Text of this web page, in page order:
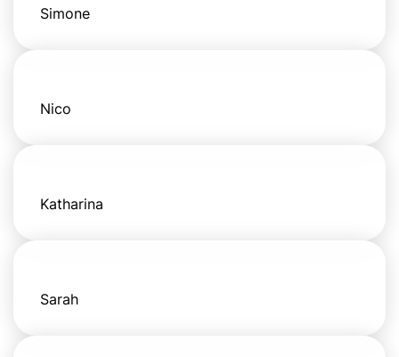
Simone
Nico
Katharina
Sarah